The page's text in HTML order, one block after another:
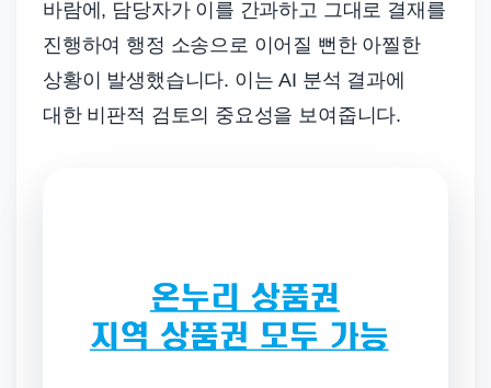
바람에, 담당자가 이를 간과하고 그대로 결재를
진행하여 행정 소송으로 이어질 뻔한 아찔한
상황이 발생했습니다. 이는 AI 분석 결과에
대한 비판적 검토의 중요성을 보여줍니다.